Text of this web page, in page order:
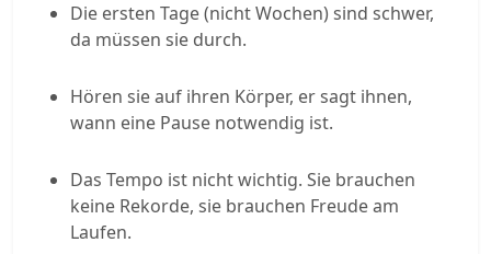
Die ersten Tage (nicht Wochen) sind schwer,
da müssen sie durch.
Hören sie auf ihren Körper, er sagt ihnen,
wann eine Pause notwendig ist.
Das Tempo ist nicht wichtig. Sie brauchen
keine Rekorde, sie brauchen Freude am
Laufen.